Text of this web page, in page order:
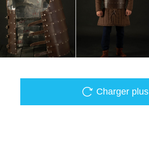
Charger plus